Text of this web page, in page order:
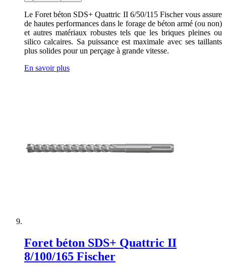
Le Foret béton SDS+ Quattric II 6/50/115 Fischer vous assure
de hautes performances dans le forage de béton armé (ou non)
et autres matériaux robustes tels que les briques pleines ou
silico calcaires. Sa puissance est maximale avec ses taillants
plus solides pour un perçage à grande vitesse.
En savoir plus
Foret béton SDS+ Quattric II
8/100/165 Fischer